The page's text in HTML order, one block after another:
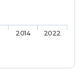
2014 2022